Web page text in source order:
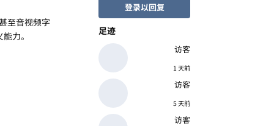
登录以回复
足迹
访客
1 天前
访客
5 天前
访客
至音视频字
力。